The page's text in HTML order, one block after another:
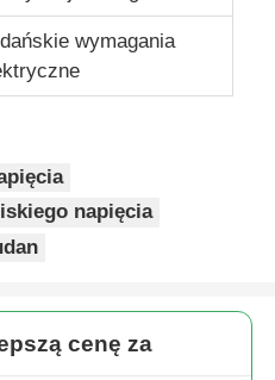
wymagania
napięcia
cenę za